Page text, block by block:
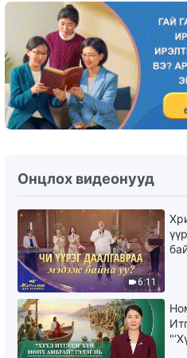
5:48
“Үзэл,
(үгтэй)
3:25
Сайн
хүнийг
(Lyrics)
5:57
Сайн
хүнийг
Онцлох видеонууд
6:11